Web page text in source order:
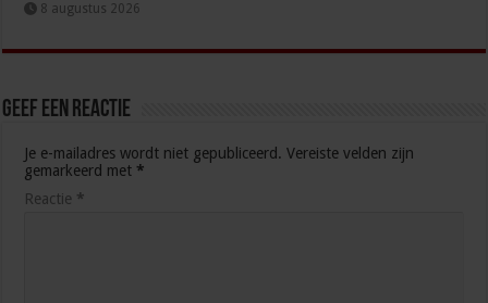
8 augustus 2026
Geef een reactie
Je e-mailadres wordt niet gepubliceerd. Vereiste velden zijn
gemarkeerd met *
Reactie *